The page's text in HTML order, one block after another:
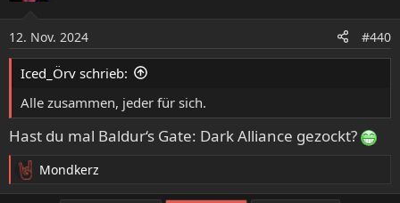
n
e
n
12. Nov. 2024 #440
Iced_Örv schrieb:
Alle zusammen, jeder für sich.
Hast du mal Baldur‘s Gate: Dark Alliance gezockt?
R
e
Mondkerz